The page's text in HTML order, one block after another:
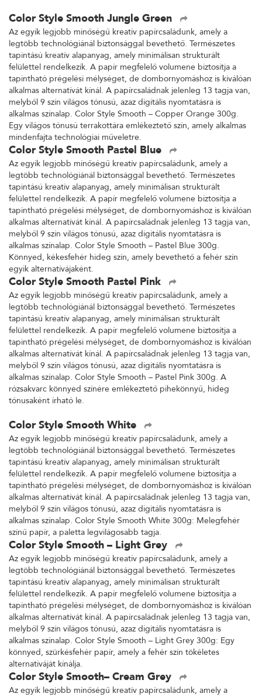
Color Style Smooth Jungle Green
Az egyik legjobb minőségű kreatív papírcsaládunk, amely a
legtöbb technológiánál biztonsággal bevethető. Természetes
tapintású kreatív alapanyag, amely minimálisan strukturált
felülettel rendelkezik. A papír megfelelő volumene biztosítja a
tapintható prégelési mélységet, de dombornyomáshoz is kiválóan
alkalmas alternatívát kínál. A papírcsaládnak jelenleg 13 tagja van,
melyből 9 szín világos tónusú, azaz digitális nyomtatásra is
alkalmas színalap. Color Style Smooth – Copper Orange 300g.
Egy világos tónusú terrakottára emlékeztető szín, amely alkalmas
mindenfajta technológiai műveletre.
Color Style Smooth Pastel Blue
Az egyik legjobb minőségű kreatív papírcsaládunk, amely a
legtöbb technológiánál biztonsággal bevethető. Természetes
tapintású kreatív alapanyag, amely minimálisan strukturált
felülettel rendelkezik. A papír megfelelő volumene biztosítja a
tapintható prégelési mélységet, de dombornyomáshoz is kiválóan
alkalmas alternatívát kínál. A papírcsaládnak jelenleg 13 tagja van,
melyből 9 szín világos tónusú, azaz digitális nyomtatásra is
alkalmas színalap. Color Style Smooth – Pastel Blue 300g.
Könnyed, kékesfehér hideg szín, amely bevethető a fehér szín
egyik alternatívájaként.
Color Style Smooth Pastel Pink
Az egyik legjobb minőségű kreatív papírcsaládunk, amely a
legtöbb technológiánál biztonsággal bevethető. Természetes
tapintású kreatív alapanyag, amely minimálisan strukturált
felülettel rendelkezik. A papír megfelelő volumene biztosítja a
tapintható prégelési mélységet, de dombornyomáshoz is kiválóan
alkalmas alternatívát kínál. A papírcsaládnak jelenleg 13 tagja van,
melyből 9 szín világos tónusú, azaz digitális nyomtatásra is
alkalmas színalap. Color Style Smooth – Pastel Pink 300g. A
rózsakvarc könnyed színére emlékeztető pihekönnyű, hideg
tónusaként írható le.
Color Style Smooth White
Az egyik legjobb minőségű kreatív papírcsaládunk, amely a
legtöbb technológiánál biztonsággal bevethető. Természetes
tapintású kreatív alapanyag, amely minimálisan strukturált
felülettel rendelkezik. A papír megfelelő volumene biztosítja a
tapintható prégelési mélységet, de dombornyomáshoz is kiválóan
alkalmas alternatívát kínál. A papírcsaládnak jelenleg 13 tagja van,
melyből 9 szín világos tónusú, azaz digitális nyomtatásra is
alkalmas színalap. Color Style Smooth White 300g: Melegfehér
színű papír, a paletta legvilágosabb tagja.
Color Style Smooth – Light Grey
Az egyik legjobb minőségű kreatív papírcsaládunk, amely a
legtöbb technológiánál biztonsággal bevethető. Természetes
tapintású kreatív alapanyag, amely minimálisan strukturált
felülettel rendelkezik. A papír megfelelő volumene biztosítja a
tapintható prégelési mélységet, de dombornyomáshoz is kiválóan
alkalmas alternatívát kínál. A papírcsaládnak jelenleg 13 tagja van,
melyből 9 szín világos tónusú, azaz digitális nyomtatásra is
alkalmas színalap. Color Style Smooth – Light Grey 300g: Egy
könnyed, szürkésfehér papír, amely a fehér szín tökéletes
alternatíváját kínálja.
Color Style Smooth– Cream Grey
Az egyik legjobb minőségű kreatív papírcsaládunk, amely a